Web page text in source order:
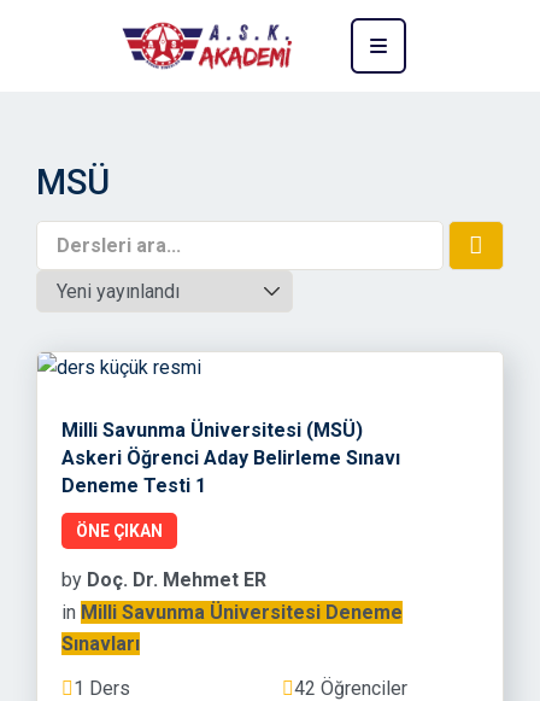
MSÜ
Milli Savunma Üniversitesi (MSÜ)
Askeri Öğrenci Aday Belirleme Sınavı
Deneme Testi 1
ÖNE ÇIKAN
by Doç. Dr. Mehmet ER
in Milli Savunma Üniversitesi Deneme
Sınavları
1 Ders
42 Öğrenciler